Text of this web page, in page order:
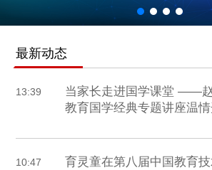
最新动态
13:39
当家长走进国学课堂 ——
教育国学经典专题讲座温
10:47
育灵童在第八届中国教育